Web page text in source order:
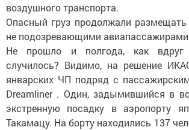
воздушного транспорта.
Опасный груз продолжали
не подозревающими
Не прошло и полгода, как
случилось? Видимо, на решение
январских ЧП подряд с
Dreamliner . Один, задымившийся в
экстренную посадку в аэропорту
Такамацу. На борту находились 137